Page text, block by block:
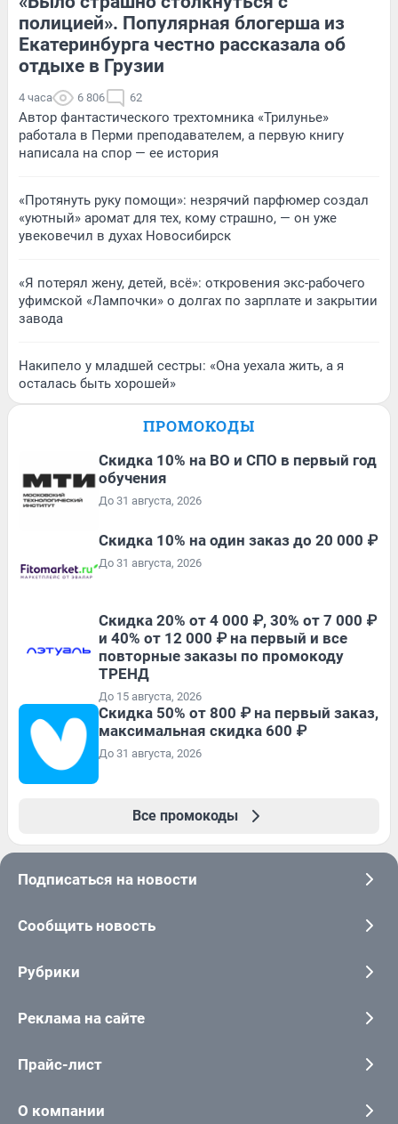
полицией». Популярная блогерша из
Екатеринбурга честно рассказала об
отдыхе в Грузии
4 часа 6 806 62
Автор фантастического трехтомника «Трилунье»
работала в Перми преподавателем, а первую книгу
написала на спор — ее история
«Протянуть руку помощи»: незрячий парфюмер создал
«уютный» аромат для тех, кому страшно, — он уже
увековечил в духах Новосибирск
«Я потерял жену, детей, всё»: откровения экс-рабочего
уфимской «Лампочки» о долгах по зарплате и закрытии
завода
Накипело у младшей сестры: «Она уехала жить, а я
осталась быть хорошей»
ПРОМОКОДЫ
Скидка 10% на ВО и СПО в первый год
обучения
До 31 августа, 2026
Скидка 10% на один заказ до 20 000 ₽
До 31 августа, 2026
Скидка 20% от 4 000 ₽, 30% от 7 000 ₽
и 40% от 12 000 ₽ на первый и все
повторные заказы по промокоду
ТРЕНД
До 15 августа, 2026
Скидка 50% от 800 ₽ на первый заказ,
максимальная скидка 600 ₽
До 31 августа, 2026
Все промокоды
Подписаться на новости
Сообщить новость
Рубрики
Реклама на сайте
Прайс-лист
О компании